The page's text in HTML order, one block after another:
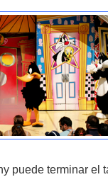
puede terminar el